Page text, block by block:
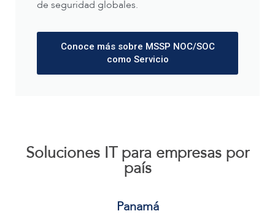
de seguridad globales.
Conoce más sobre MSSP NOC/SOC
como Servicio
Soluciones IT para empresas por
país
Panamá